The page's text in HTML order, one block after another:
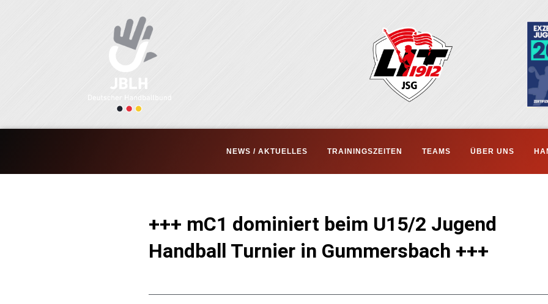
NEWS / AKTUELLES TRAININGSZEITEN TEAMS ÜBER UNS
+++ mC1 dominiert beim U15/2 Jugend
Handball Turnier in Gummersbach +++